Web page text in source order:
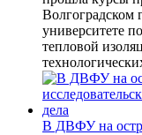
Волгоградском
университете
тепловой
В ДВФУ на